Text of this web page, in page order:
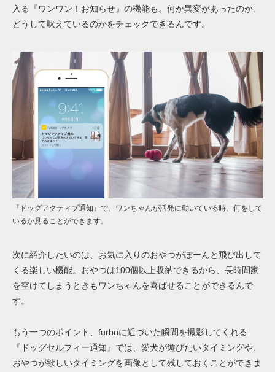
入る『ワンワン！お知らせ』の機能も。何か異変があったのか、
どうして吠えているのかをチェックできるんです。
『ドッグアクティブ通知』で、ワンちゃんが活発に動いている時、何をして
いるか見ることができます。
次に紹介したいのは、お気に入りのおやつがぽーんと飛び出して
くる楽しい機能。おやつは100個以上収納できるから、長時間家
を空けてしまうときもワンちゃんを喜ばせることができるんで
す。
もう一つのポイント、furboに近づいた瞬間を撮影してくれる
『ドッグセルフィー通知』では、愛犬が遊びたいタイミングや、
おやつが欲しいタイミングを画像として残しておくことができま